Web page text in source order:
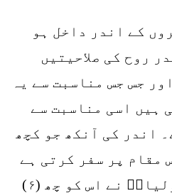
کے اندر داخل ہو
روح کی صلاحیتیں
جس جس مناسبت سے یہ
ہیں اسی مناسبت سے
اندر کی آنکھ جو کچھ
مقام پر سفر کرتی ہے
حضور قلندر بابا اولیاءؒ نے اس کو چھ (۶)